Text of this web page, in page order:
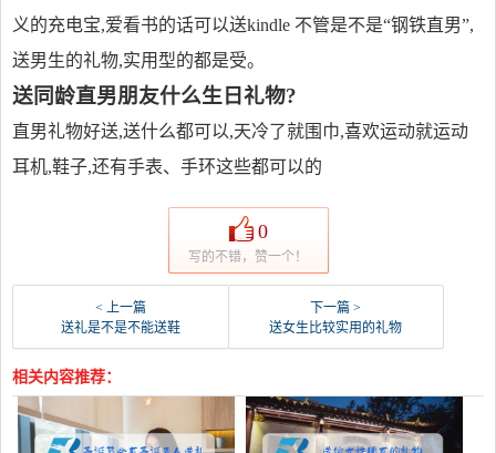
义的充电宝,爱看书的话可以送kindle 不管是不是“钢铁直男”,
送男生的礼物,实用型的都是受。
送同龄直男朋友什么生日礼物?
直男礼物好送,送什么都可以,天冷了就围巾,喜欢运动就运动
耳机,鞋子,还有手表、手环这些都可以的
0
写的不错，赞一个！
< 上一篇
送礼是不是不能送鞋
下一篇 >
送女生比较实用的礼物
相关内容推荐：